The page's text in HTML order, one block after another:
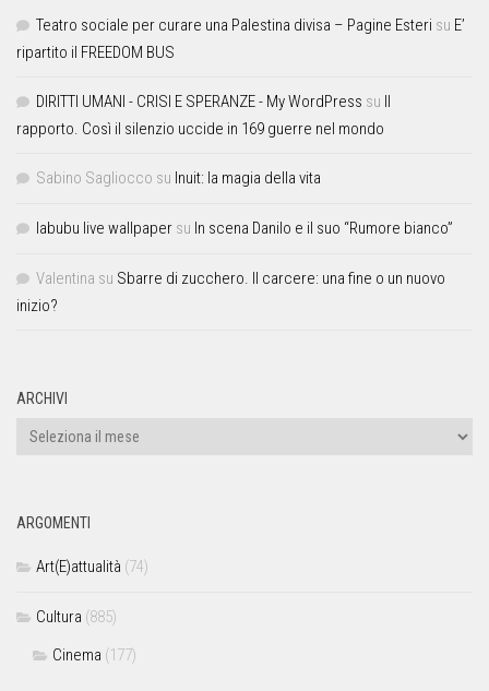
Teatro sociale per curare una Palestina divisa – Pagine Esteri su E’
ripartito il FREEDOM BUS
DIRITTI UMANI - CRISI E SPERANZE - My WordPress su
rapporto. Così il silenzio uccide in 169 guerre nel mondo
Sabino Sagliocco su Inuit: la magia della vita
labubu live wallpaper su In scena Danilo e il suo “Rumore bianco”
Valentina su Sbarre di zucchero. Il carcere: una fine o un nuovo
inizio?
ARCHIVI
ARGOMENTI
Art(E)attualità (74)
Cultura (885)
Cinema (177)